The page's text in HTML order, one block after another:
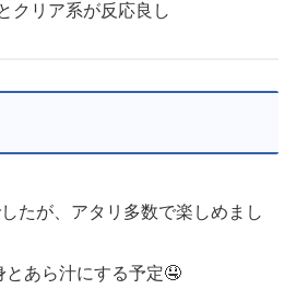
クリア系が反応良し
たが、アタリ多数で楽しめまし
あら汁にする予定🤤